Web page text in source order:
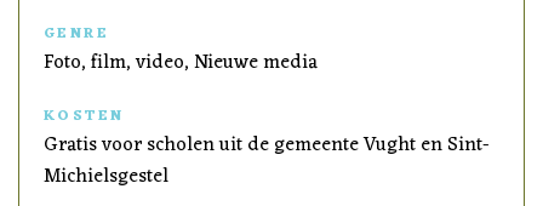
GENRE
Foto, film, video, Nieuwe media
KOSTEN
Gratis voor scholen uit de gemeente Vught en Sint-
Michielsgestel